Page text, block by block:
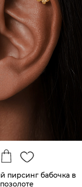
пирсинг бабочка в
позолоте